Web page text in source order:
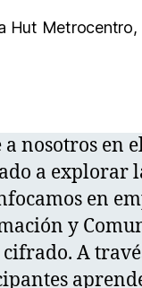
Hut Metrocentro,
a nosotros en
a explorar
en
y
cifrado. A